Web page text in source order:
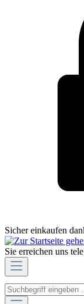
Sicher einkaufen
Sie erreichen uns